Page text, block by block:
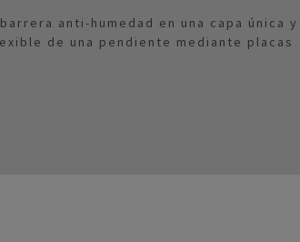
anti-humedad en una capa única y
de una pendiente mediante placas